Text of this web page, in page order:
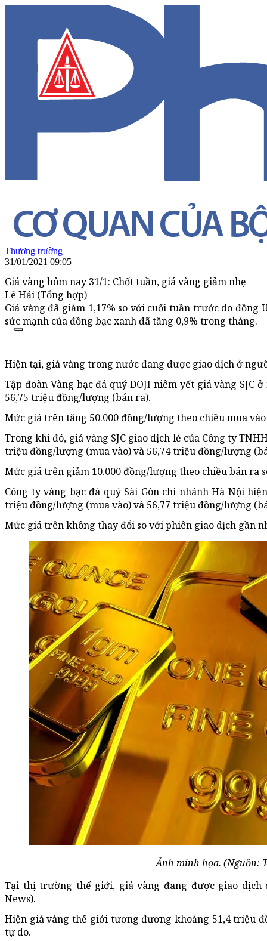
Thương trường
31/01/2021 09:05
Giá vàng hôm nay 31/1: Chốt tuần, giá vàng giảm nhẹ
Lê Hải (Tổng hợp)
Giá vàng đã giảm 1,17% so với cuối tuần trước do đồng
sức mạnh của đồng bạc xanh đã tăng 0,9% trong tháng.
Hiện tại, giá vàng trong nước đang được giao dịch ở
Tập đoàn Vàng bạc đá quý DOJI niêm yết giá vàng SJC
56,75 triệu đồng/lượng (bán ra).
Mức giá trên tăng 50.000 đồng/lượng theo chiều mua
Trong khi đó, giá vàng SJC giao dịch lẻ của Công ty
triệu đồng/lượng (mua vào) và 56,74 triệu đồng/lượng
Mức giá trên giảm 10.000 đồng/lượng theo chiều bán ra
Công ty vàng bạc đá quý Sài Gòn chi nhánh Hà Nội
triệu đồng/lượng (mua vào) và 56,77 triệu đồng/lượng
Mức giá trên không thay đổi so với phiên giao dịch gần
Ảnh minh họa. (Nguồn:
Tại thị trường thế giới, giá vàng đang được giao dịch
News).
Hiện giá vàng thế giới tương đương khoảng 51,4 triệu
tự do.